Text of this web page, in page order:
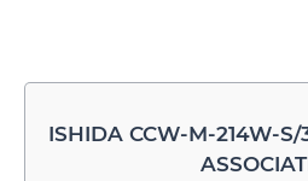
ISHIDA CCW-M-214W-S/